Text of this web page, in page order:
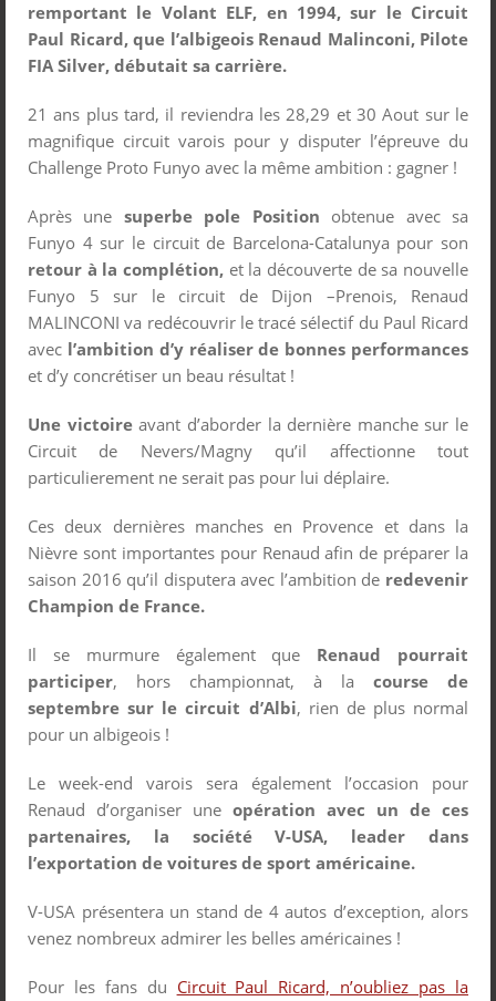
remportant le Volant ELF, en 1994, sur le Circuit
Paul Ricard, que l’albigeois Renaud Malinconi, Pilote
FIA Silver, débutait sa carrière.
21 ans plus tard, il reviendra les 28,29 et 30 Aout sur le
magnifique circuit varois pour y disputer l’épreuve du
Challenge Proto Funyo avec la même ambition : gagner !
Après une superbe pole Position obtenue avec sa
Funyo 4 sur le circuit de Barcelona-Catalunya pour son
retour à la complétion, et la découverte de sa nouvelle
Funyo 5 sur le circuit de Dijon –Prenois, Renaud
MALINCONI va redécouvrir le tracé sélectif du Paul Ricard
avec l’ambition d’y réaliser de bonnes performances
et d’y concrétiser un beau résultat !
Une victoireavant d’aborder la dernière manche sur le
Circuit de Nevers/Magny qu’il affectionne tout
particulierement ne serait pas pour lui déplaire.
Ces deux dernières manches en Provence et dans la
Nièvre sont importantes pour Renaud afin de préparer la
saison 2016 qu’il disputera avec l’ambition de redevenir
Champion de France.
Il se murmure également que Renaud pourrait
participer, hors championnat, à la course de
septembre sur le circuit d’Albi, rien de plus normal
pour un albigeois !
Le week-end varois sera également l’occasion pour
Renaud d’organiser une opération avec un de ces
partenaires, la société V-USA, leader dans
l’exportation de voitures de sport américaine.
V-USA présentera un stand de 4 autos d’exception, alors
venez nombreux admirer les belles américaines !
Pour les fans du Circuit Paul Ricard, n’oubliez pas la